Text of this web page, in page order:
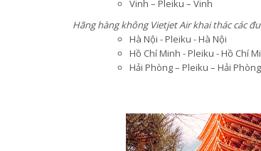
Vinh – Pleiku – Vinh
Hãng hàng không Vietjet Air khai thác các
Hà Nội - Pleiku - Hà Nội
Hồ Chí Minh - Pleiku - Hồ Chí
Hải Phòng – Pleiku – Hải Phòng